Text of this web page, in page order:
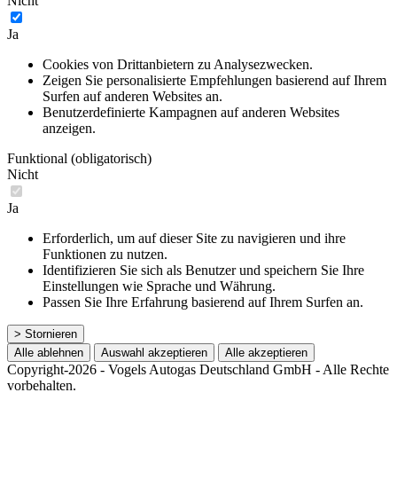
Ja
Cookies von Drittanbietern zu Analysezwecken.
Zeigen Sie personalisierte Empfehlungen basierend auf Ihrem
Surfen auf anderen Websites an.
Benutzerdefinierte Kampagnen auf anderen Websites
anzeigen.
Funktional (obligatorisch)
Nicht
Ja
Erforderlich, um auf dieser Site zu navigieren und ihre
Funktionen zu nutzen.
Identifizieren Sie sich als Benutzer und speichern Sie Ihre
Einstellungen wie Sprache und Währung.
Passen Sie Ihre Erfahrung basierend auf Ihrem Surfen an.
> Stornieren
Alle ablehnen
Auswahl akzeptieren Alle akzeptieren
Copyright-2026 - Vogels Autogas Deutschland GmbH - Alle Rechte
vorbehalten.